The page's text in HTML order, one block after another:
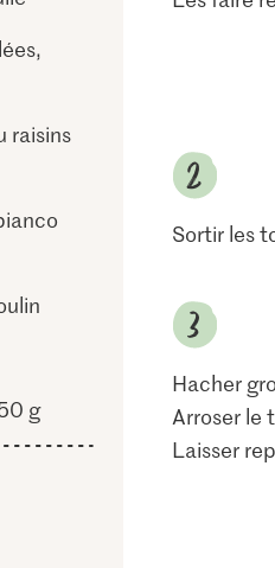
raisins
g
Sortir les
Hacher
Arroser le
Laisser